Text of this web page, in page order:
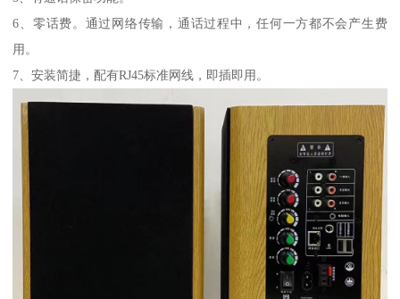
6、零话费。通过网络传输，通话过程中，任何一方都不会产生费
用。
7、安装简捷，配有RJ45标准网线，即插即用。